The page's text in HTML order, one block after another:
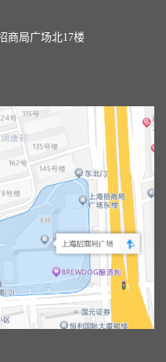
商局广场北17楼